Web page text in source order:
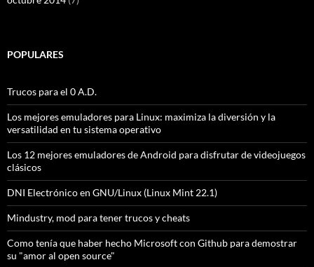
POPULARES
Trucos para el 0 A.D.
Los mejores emuladores para Linux: maximiza la diversión y la
versatilidad en tu sistema operativo
Los 12 mejores emuladores de Android para disfrutar de videojuegos
clásicos
DNI Electrónico en GNU/Linux (Linux Mint 22.1)
Mindustry, mod para tener trucos y cheats
Como tenía que haber hecho Microsoft con Github para demostrar
su "amor al open source"